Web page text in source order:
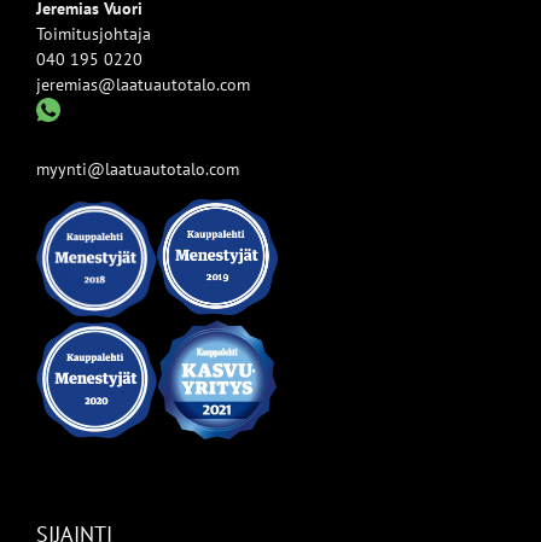
Jeremias Vuori
Toimitusjohtaja
040 195 0220
jeremias@laatuautotalo.com
myynti@laatuautotalo.com
SIJAINTI